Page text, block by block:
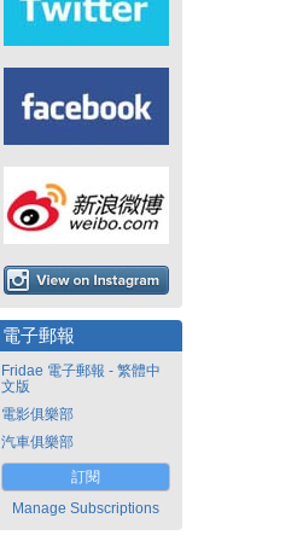
電子郵報
Fridae 電子郵報 - 繁體中
文版
電影俱樂部
汽車俱樂部
訂閱
Manage Subscriptions